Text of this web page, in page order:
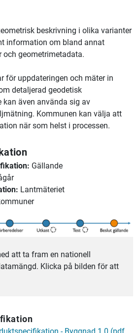
beskrivning i olika varianter
information om bland annat
och geometrimetadata.
för uppdateringen och mäter in
detaljerad geodetisk
kan även använda sig av
Kommunen kan välja att
när som helst i processen.
Gällande
Lantmäteriet
att ta fram en nationell
Klicka på bilden för att
- Byggnad 1.0 (pdf,